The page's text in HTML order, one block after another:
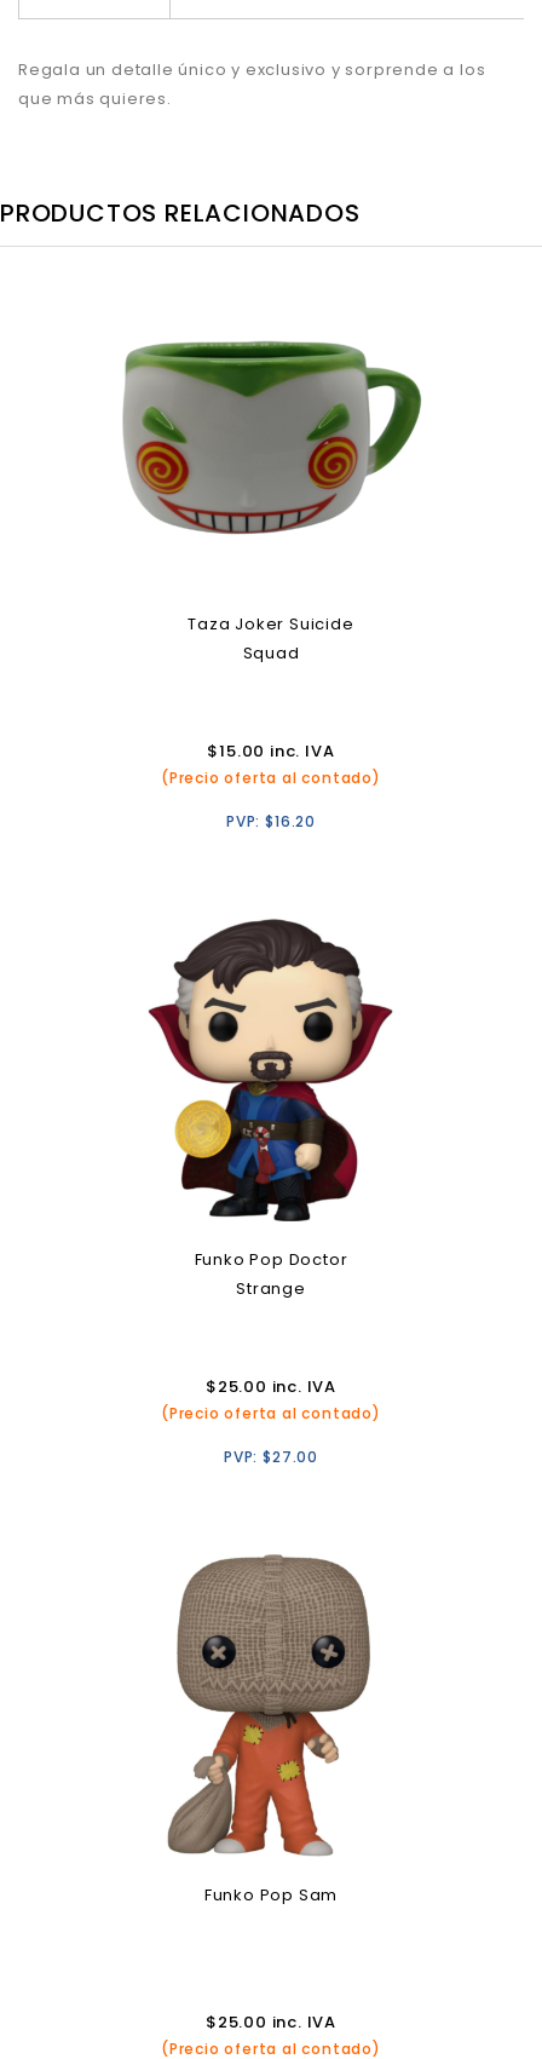
Regala un detalle único y exclusivo y sorprende a los
que más quieres.
PRODUCTOS RELACIONADOS
Taza Joker Suicide
Squad
$15.00 inc. IVA
(Precio oferta al contado)
PVP:$16.20
Funko Pop Doctor
Strange
$25.00 inc. IVA
(Precio oferta al contado)
PVP:$27.00
Funko Pop Sam
$25.00 inc. IVA
(Precio oferta al contado)